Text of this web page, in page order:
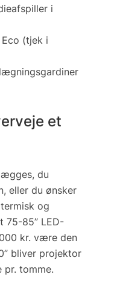
i
Eco (tjek i
et
du
eller du ønsker
og
75-85” LED-
kr. være den
bliver projektor
pr. tomme.